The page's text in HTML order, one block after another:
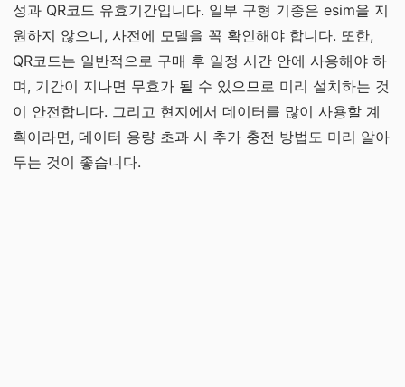
성과 QR코드 유효기간입니다. 일부 구형 기종은 esim을 지
원하지 않으니, 사전에 모델을 꼭 확인해야 합니다. 또한,
QR코드는 일반적으로 구매 후 일정 시간 안에 사용해야 하
며, 기간이 지나면 무효가 될 수 있으므로 미리 설치하는 것
이 안전합니다. 그리고 현지에서 데이터를 많이 사용할 계
획이라면, 데이터 용량 초과 시 추가 충전 방법도 미리 알아
두는 것이 좋습니다.